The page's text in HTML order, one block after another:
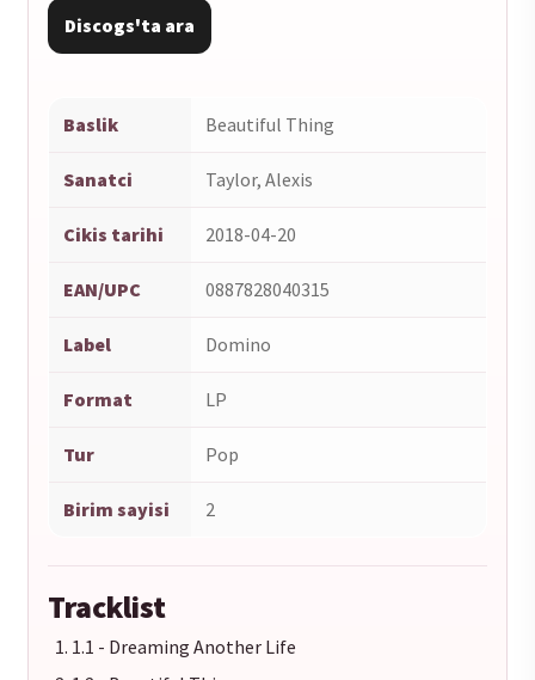
Discogs'ta ara
Baslik Beautiful Thing
Sanatci Taylor, Alexis
Cikis tarihi 2018-04-20
EAN/UPC 0887828040315
Label Domino
Format LP
Tur Pop
Birim sayisi 2
Tracklist
1.1 - Dreaming Another Life